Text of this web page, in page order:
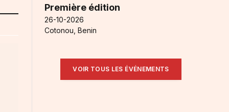
Première édition
26-10-2026
Cotonou, Benin
VOIR TOUS LES ÉVÉNEMENTS